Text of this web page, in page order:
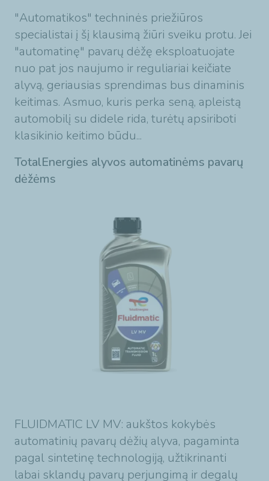
"Automatikos" techninės priežiūros
specialistai į šį klausimą žiūri sveiku protu. Jei
"automatinę" pavarų dėžę eksploatuojate
nuo pat jos naujumo ir reguliariai keičiate
alyvą, geriausias sprendimas bus dinaminis
keitimas. Asmuo, kuris perka seną, apleistą
automobilį su didele rida, turėtų apsiriboti
klasikinio keitimo būdu...
TotalEnergies alyvos automatinėms pavarų
dėžėms
FLUIDMATIC LV MV: aukštos kokybės
automatinių pavarų dėžių alyva, pagaminta
pagal sintetinę technologiją, užtikrinanti
labai sklandų pavarų perjungimą ir degalų